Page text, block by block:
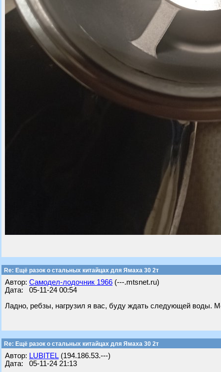
Re: Ещё разок о стальных китайцах для Ямаха 30 2т
Автор: Самодел-лодочник 1966 (---.mtsnet.ru)
Дата: 05-11-24 00:54
Ладно, ребзы, нагрузил я вас, буду ждать следующей воды.
Re: Ещё разок о стальных китайцах для Ямаха 30 2т
Автор: LUBITEL (194.186.53.---)
Дата: 05-11-24 21:13